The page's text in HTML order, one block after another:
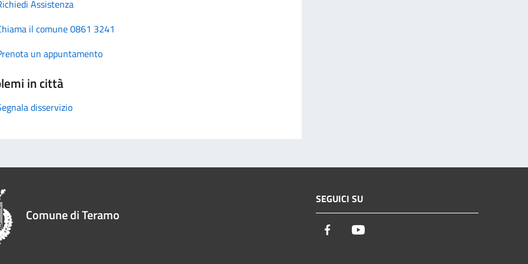
Assistenza
il comune 0861 3241
un appuntamento
in città
disservizio
Comune di Teramo
SEGUICI SU
Facebook